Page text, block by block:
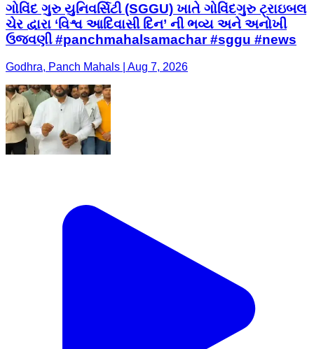
ગોવિંદ ગુરુ યુનિવર્સિટી (SGGU) ખાતે ગોવિંદગુરુ ટ્રાઇબલ
ચેર દ્વારા ‘વિશ્વ આદિવાસી દિન’ ની ભવ્ય અને અનોખી
ઉજવણી #panchmahalsamachar #sggu #news
Godhra, Panch Mahals | Aug 7, 2026